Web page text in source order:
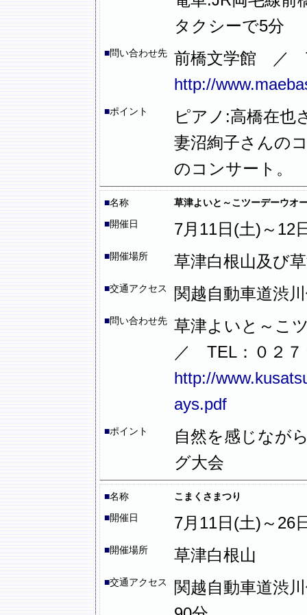
タクシーで5分
■問い合わせ先
前橋文学館 ／
http://
■ポイント
ピアノ:高橋在也
妻沼絢子さんの
のコンサート。
■名称
草津よいと～こツーデーウオ
■開催日 7月11日(土)～12
■開催場所 草津白根山及び
■交通アクセス 関越自動車道渋
■問い合わせ先
草津よいと～こ
／ TEL：０２７
http://
ays.pdf
■ポイント
自然を感じなが
グ大会
■名称
こまくさまつり
■開催日 7月11日(土)～26
■開催場所 草津白根山
■交通アクセス
関越自動車道渋